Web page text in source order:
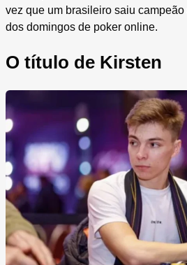
vez que um brasileiro saiu
dos domingos de poker online.
O título de Kirsten